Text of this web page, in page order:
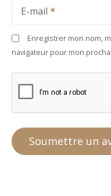
E-mail
Enregistrer mon nom,
navigateur pour mon